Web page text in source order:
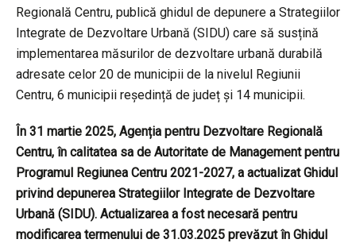
Regională Centru, publică ghidul de depunere a Strategiilor
Integrate de Dezvoltare Urbană (SIDU) care să susțină
implementarea măsurilor de dezvoltare urbană durabilă
adresate celor 20 de municipii de la nivelul Regiunii
Centru, 6 municipii reședință de județ și 14 municipii.
În 31 martie 2025, Agenția pentru Dezvoltare Regională
Centru, în calitatea sa de Autoritate de Management pentru
Programul Regiunea Centru 2021-2027, a actualizat Ghidul
privind depunerea Strategiilor Integrate de Dezvoltare
Urbană (SIDU). Actualizarea a fost necesară pentru
modificarea termenului de 31.03.2025 prevăzut în Ghidul